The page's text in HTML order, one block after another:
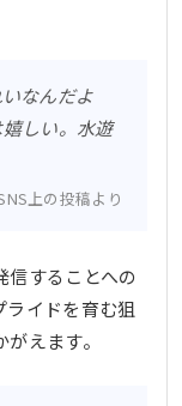
なんだよ
しい。水遊
上の投稿より
信することへの
ライドを育む狙
えます。